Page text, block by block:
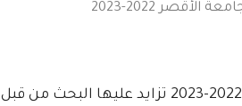
2022-2023
نتيجة تنسيق كلية الحاسبات والمعلومات جامعة الأقصر 2022-2023 تزايد عليها البحث من قبل